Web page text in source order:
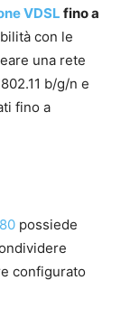
VDSL fino a
con le
una rete
b/g/n e
fino a
possiede
configurato